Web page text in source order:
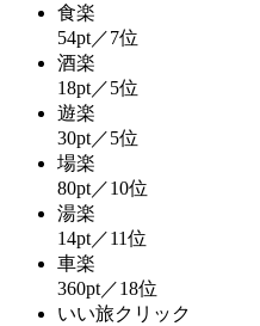
食楽
54pt／7位
酒楽
18pt／5位
遊楽
30pt／5位
場楽
80pt／10位
湯楽
14pt／11位
車楽
360pt／18位
いい旅クリック